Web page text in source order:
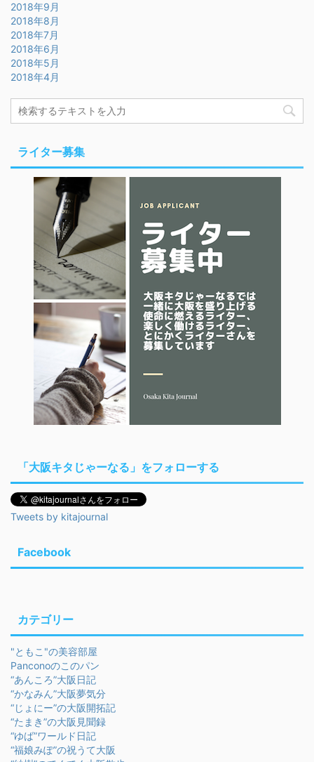
2018年9月
2018年8月
2018年7月
2018年6月
2018年5月
2018年4月
ライター募集
「大阪キタじゃーなる」をフォローする
Tweets by kitajournal
Facebook
カテゴリー
"ともこ"の美容部屋
Panconoのこのパン
“あんころ”大阪日記
“かなみん”大阪夢気分
“じょにー”の大阪開拓記
“たまき”の大阪見聞録
“ゆば”ワールド日記
“福娘みぽ”の祝うて大阪